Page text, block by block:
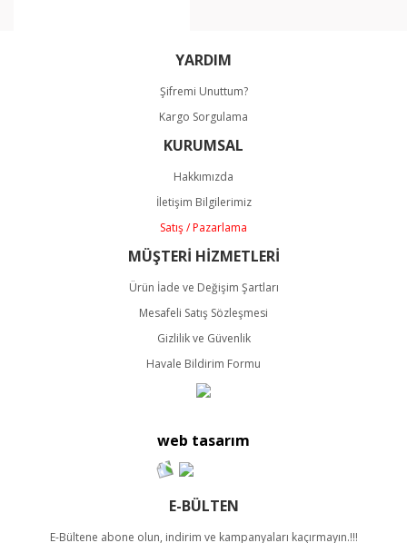
YARDIM
Şifremi Unuttum?
Kargo Sorgulama
KURUMSAL
Hakkımızda
İletişim Bilgilerimiz
Satış / Pazarlama
MÜŞTERİ HİZMETLERİ
Ürün İade ve Değişim Şartları
Mesafeli Satış Sözleşmesi
Gizlilik ve Güvenlik
Havale Bildirim Formu
web tasarım
E-BÜLTEN
E-Bültene abone olun, indirim ve kampanyaları kaçırmayın.!!!